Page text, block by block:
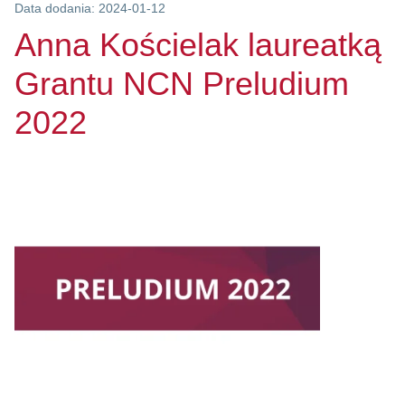
Data dodania: 2024-01-12
Anna Kościelak laureatką
Grantu NCN Preludium
2022